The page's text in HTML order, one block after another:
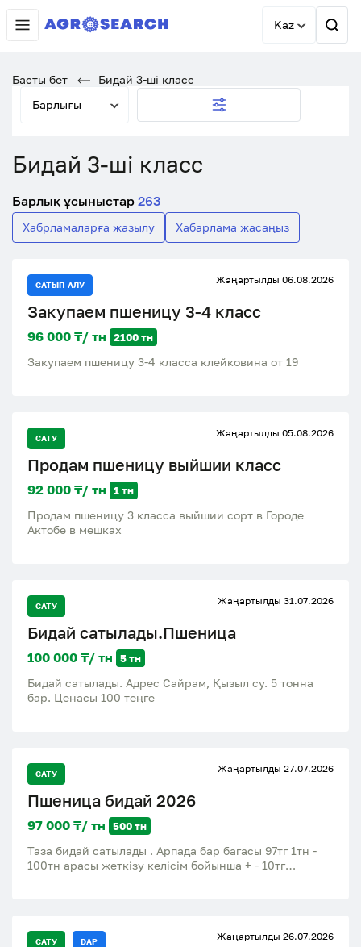
Kaz
Басты бет
Бидай 3-ші класс
Барлығы
Бидай 3-ші класс
Барлық ұсыныстар 263
Хабрламаларға жазылу Хабарлама жасаңыз
САТЫП АЛУ Жаңартылды 06.08.2026
Закупаем пшеницу 3-4 класс
96 000 ₸/ тн 2100 тн
Закупаем пшеницу 3-4 класса клейковина от 19
САТУ Жаңартылды 05.08.2026
Продам пшеницу выйшии класс
92 000 ₸/ тн 1 тн
Продам пшеницу 3 класса выйшии сорт в Городе
Актобе в мешках
САТУ Жаңартылды 31.07.2026
Бидай сатылады.Пшеница
100 000 ₸/ тн 5 тн
Бидай сатылады. Адрес Сайрам, Қызыл су. 5 тонна
бар. Ценасы 100 теңге
САТУ Жаңартылды 27.07.2026
Пшеница бидай 2026
97 000 ₸/ тн 500 тн
Таза бидай сатылады . Арпада бар багасы 97тг 1тн -
100тн арасы жеткізу келісім бойынша + - 10тг
САТУ DAP Жаңартылды 26.07.2026